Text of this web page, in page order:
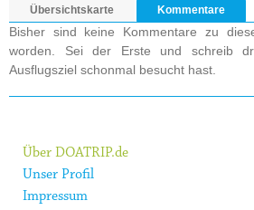
Übersichtskarte Kommentare
Bisher sind keine Kommentare zu
worden. Sei der Erste und schreib
Ausflugsziel schonmal besucht hast.
Über DOATRIP.de
Unser Profil
Impressum